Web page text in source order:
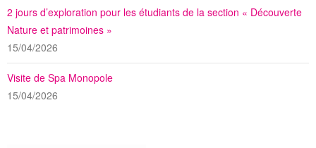
2 jours d’exploration pour les étudiants de la section « Découverte
Nature et patrimoines »
15/04/2026
Visite de Spa Monopole
15/04/2026